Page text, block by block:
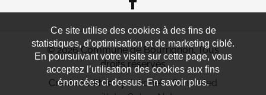
© 2026 Commune de Bourrignon. Tous
droits réservés
Created with♥byArtionet-Generated
Ce site utilise des cookies à des fins de
statistiques, d’optimisation et de marketing ciblé.
En poursuivant votre visite sur cette page, vous
acceptez l’utilisation des cookies aux fins
énoncées ci-dessus. En savoir plus.